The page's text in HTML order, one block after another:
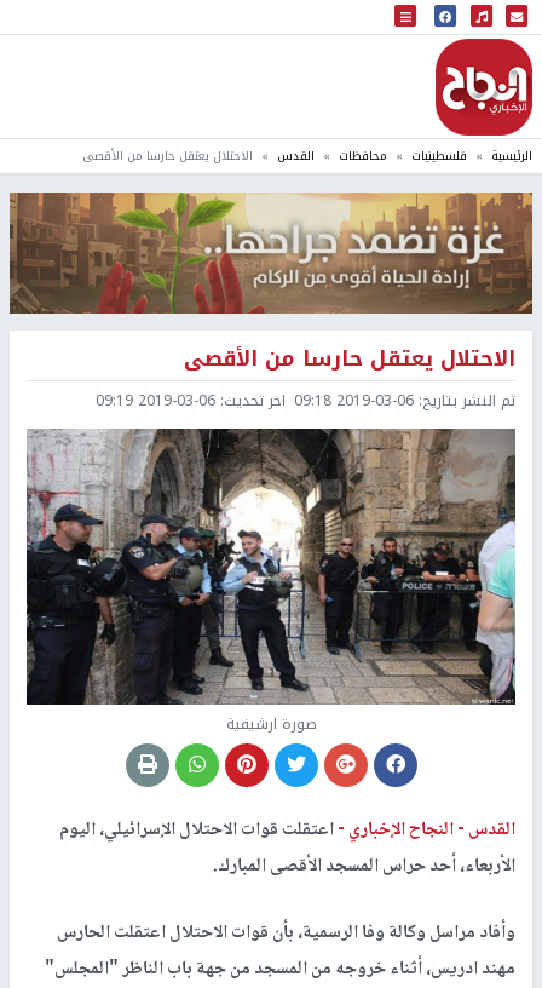
البث المباشر
إذاعة النجاح
الرئيسية فلسطينيات محافظات القدس الاحتلال يعتقل حارسا من الأقصى
الاحتلال يعتقل حارسا من الأقصى
تم النشر بتاريخ: 2019-03-06 09:18 اخر تحديث: 2019-03-06 09:19
صورة ارشيفية
القدس -النجاح الإخباري -اعتقلت قوات الاحتلال الإسرائيلي، اليوم
الأربعاء، أحد حراس المسجد الأقصى المبارك.
وأفاد مراسل وكالة وفا الرسمية، بأن قوات الاحتلال اعتقلت الحارس
مهند ادريس، أثناء خروجه من المسجد من جهة باب الناظر "المجلس"